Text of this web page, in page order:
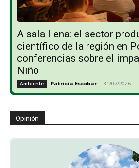
A sala llena: el sector
científico de la región en
conferencias sobre el
Niño
Ambiente Patricia Escobar - 31/07/2026
Opinión